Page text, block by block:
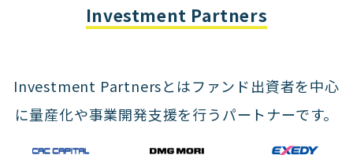
Investment Partners
Investment Partnersとはファンド出資者を中心
に量産化や事業開発支援を行うパートナーです。